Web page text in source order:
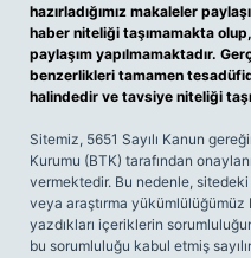
hazırladığımız makaleler
haber niteliği taşımamakta
paylaşım yapılmamaktadır.
benzerlikleri tamamen
halindedir ve tavsiye niteliği
Sitemiz, 5651 Sayılı Kanun
Kurumu (BTK) tarafından
vermektedir. Bu nedenle,
veya araştırma
yazdıkları içeriklerin
bu sorumluluğu kabul etmiş